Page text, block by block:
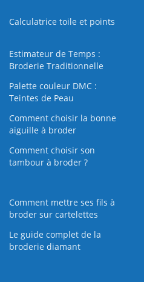
Calculatrice toile et points
Estimateur de Temps :
Broderie Traditionnelle
Palette couleur DMC :
Teintes de Peau
Comment choisir la bonne
aiguille à broder
Comment choisir son
tambour à broder ?
Comment mettre ses fils à
broder sur cartelettes
Le guide complet de la
broderie diamant